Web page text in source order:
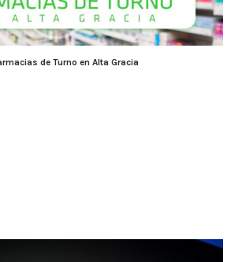
de Turno en Alta Gracia